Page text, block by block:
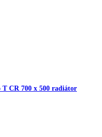
T CR 700 x 500 radiátor